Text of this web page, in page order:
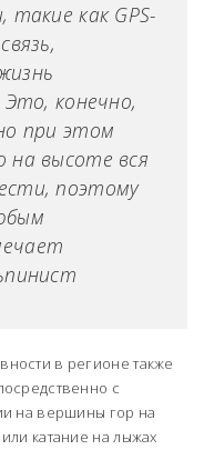
такие как GPS-
конечно,
при этом
на высоте вся
поэтому
в регионе также
с
на вершины гор на
катание на лыжах